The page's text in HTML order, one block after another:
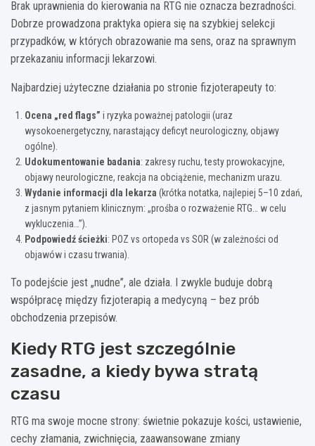
Brak uprawnienia do kierowania na RTG nie oznacza bezradności.
Dobrze prowadzona praktyka opiera się na szybkiej selekcji
przypadków, w których obrazowanie ma sens, oraz na sprawnym
przekazaniu informacji lekarzowi.
Najbardziej użyteczne działania po stronie fizjoterapeuty to:
Ocena „red flags” i ryzyka poważnej patologii (uraz
wysokoenergetyczny, narastający deficyt neurologiczny, objawy
ogólne).
Udokumentowanie badania: zakresy ruchu, testy prowokacyjne,
objawy neurologiczne, reakcja na obciążenie, mechanizm urazu.
Wydanie informacji dla lekarza (krótka notatka, najlepiej 5–10 zdań,
z jasnym pytaniem klinicznym: „prośba o rozważenie RTG… w celu
wykluczenia…”).
Podpowiedź ścieżki: POZ vs ortopeda vs SOR (w zależności od
objawów i czasu trwania).
To podejście jest „nudne”, ale działa. I zwykle buduje dobrą
współpracę między fizjoterapią a medycyną – bez prób
obchodzenia przepisów.
Kiedy RTG jest szczególnie
zasadne, a kiedy bywa stratą
czasu
RTG ma swoje mocne strony: świetnie pokazuje kości, ustawienie,
cechy złamania, zwichnięcia, zaawansowane zmiany